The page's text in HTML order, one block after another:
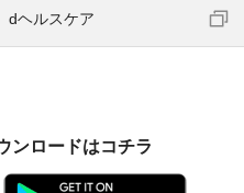
dヘルスケア
ンロードはコチラ